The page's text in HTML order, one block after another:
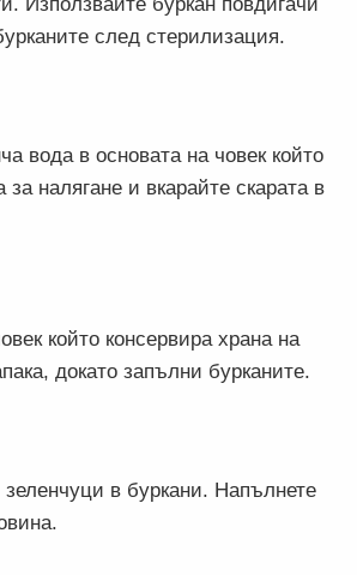
след стерилизация.
вода в основата на човек който
за налягане и вкарайте скарата в
който консервира храна на
докато запълни бурканите.
зеленчуци в буркани. Напълнете